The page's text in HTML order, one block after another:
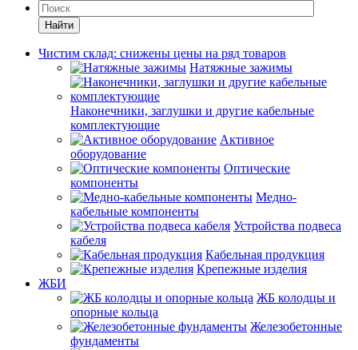
Найти
Чистим склад: снижены цены на ряд товаров
Натяжные зажимы
Наконечники, заглушки и другие кабельные
комплектующие
Активное
оборудование
Оптические
компоненты
Медно-
кабельные компоненты
Устройства подвеса
кабеля
Кабельная продукция
Крепежные изделия
ЖБИ
ЖБ колодцы и
опорные кольца
Железобетонные
фундаменты